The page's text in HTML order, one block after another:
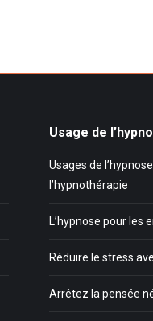
Usage de
Usages de
l’hypnothérapie
L’hypnose pour les
Réduire le stress
Arrêtez la pensée